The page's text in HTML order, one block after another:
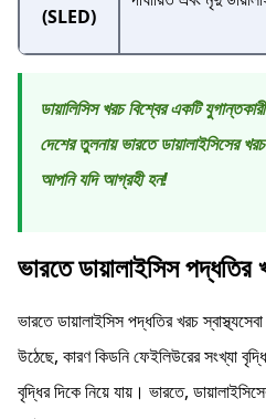
(SLED)
ডায়ালিসিস খরচ বিশ্বের একটি
দেশের তুলনায় ভারতে ডায়ালাইসিসের
আপনি যদি আগ্রহী হন!
ভারতে ডায়ালাইসিস
ভারতে ডায়ালাইসিস পদ্ধতির খরচ
উঠেছে, কারণ কিডনি ফেইলিউরের সংখ্যা
বৃদ্ধির দিকে নিয়ে যায়। ভারতে,